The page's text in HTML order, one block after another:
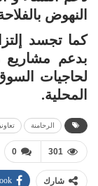
النهوض
كما تجسد
بدعم
لحاجيات
المحلية.
الرحامنة
0 301
شارك